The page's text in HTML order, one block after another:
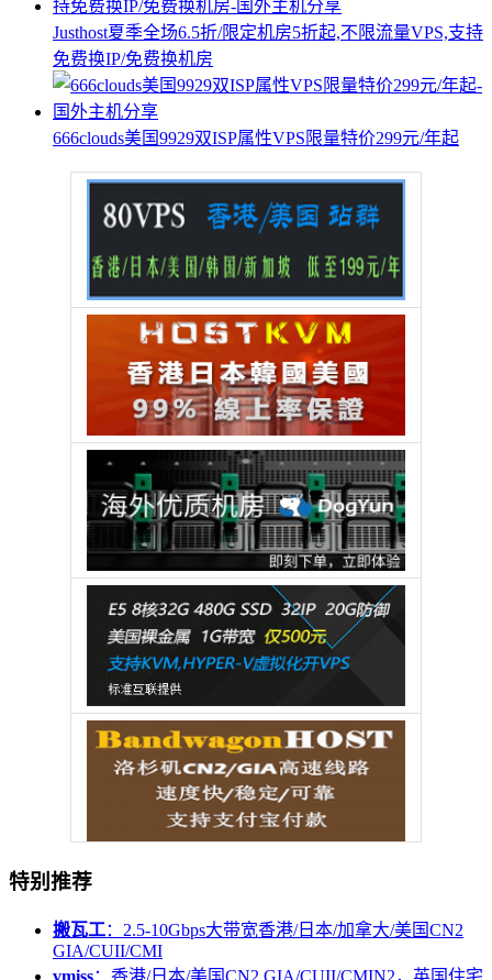
Justhost夏季全场6.5折/限定机房5折起,不限流量VPS,支持
免费换IP/免费换机房
666clouds美国9929双ISP属性VPS限量特价299元/年起
特别推荐
搬瓦工：2.5-10Gbps大带宽香港/日本/加拿大/美国CN2
GIA/CUII/CMI
vmiss：香港/日本/美国CN2 GIA/CUII/CMIN2，英国住宅